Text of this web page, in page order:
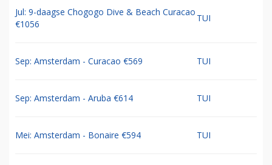
Jul: 9-daagse Chogogo Dive & Beach Curacao
€1056
TUI
Sep: Amsterdam - Curacao €569 TUI
Sep: Amsterdam - Aruba €614 TUI
Mei: Amsterdam - Bonaire €594 TUI